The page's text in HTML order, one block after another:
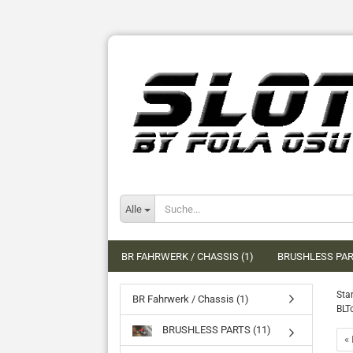
Alle
BR FAHRWERK / CHASSIS (1) BRUSHLESS
«
BR Fahrwerk / Chassis (1)
BRUSHLESS PARTS (11)